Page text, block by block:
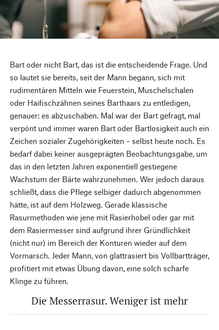
Bart oder nicht Bart, das ist die entscheidende Frage. Und
so lautet sie bereits, seit der Mann begann, sich mit
rudimentären Mitteln wie Feuerstein, Muschelschalen
oder Haifischzähnen seines Barthaars zu entledigen,
genauer: es abzuschaben. Mal war der Bart gefragt, mal
verpönt und immer waren Bart oder Bartlosigkeit auch ein
Zeichen sozialer Zugehörigkeiten – selbst heute noch. Es
bedarf dabei keiner ausgeprägten Beobachtungsgabe, um
das in den letzten Jahren exponentiell gestiegene
Wachstum der Bärte wahrzunehmen. Wer jedoch daraus
schließt, dass die Pflege selbiger dadurch abgenommen
hätte, ist auf dem Holzweg. Gerade klassische
Rasurmethoden wie jene mit Rasierhobel oder gar mit
dem Rasiermesser sind aufgrund ihrer Gründlichkeit
(nicht nur) im Bereich der Konturen wieder auf dem
Vormarsch. Jeder Mann, von glattrasiert bis Vollbartträger,
profitiert mit etwas Übung davon, eine solch scharfe
Klinge zu führen.
Die Messerrasur. Weniger ist mehr